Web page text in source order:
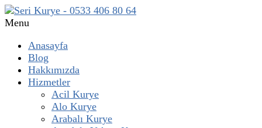
Menu
Anasayfa
Blog
Hakkımızda
Hizmetler
Acil Kurye
Alo Kurye
Arabalı Kurye